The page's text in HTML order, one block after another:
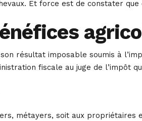
Et force est de constater que
résultat imposable soumis à
fiscale au juge de l’impôt
métayers, soit aux propriétaires